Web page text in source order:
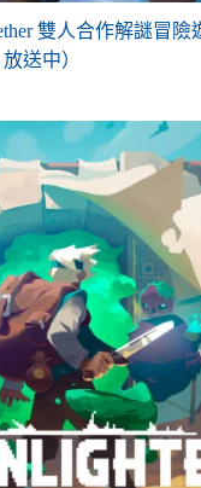
雙人合作解謎冒險
送中）